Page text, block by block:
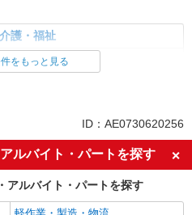
護・福祉
車通勤OK
社会保険あり
をもっと見る
ID：AE0730620256
ルバイト・パートを探す
アルバイト・パートを探す